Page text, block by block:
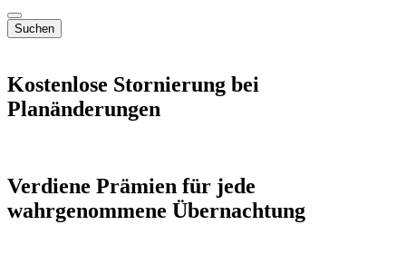
Suchen
Kostenlose Stornierung bei
Planänderungen
Verdiene Prämien für jede
wahrgenommene Übernachtung